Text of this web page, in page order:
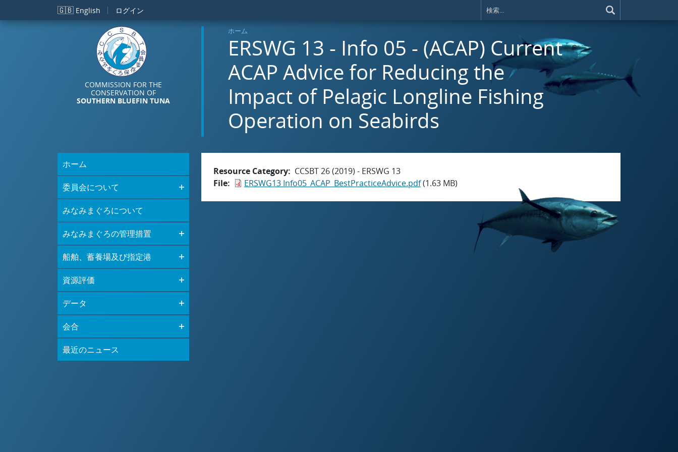
メインコンテンツに移動
🇬🇧 English ログイン
COMMISSION FOR THE
CONSERVATION OF
SOUTHERN BLUEFIN TUNA
ホーム
ERSWG 13 - Info 05 - (ACAP) Current
ACAP Advice for Reducing the
Impact of Pelagic Longline Fishing
Operation on Seabirds
ホーム
委員会について
みなみまぐろについて
みなみまぐろの管理措置
船舶、蓄養場及び指定港
資源評価
データ
会合
最近のニュース
Resource Category
CCSBT 26 (2019) - ERSWG 13
File
ERSWG13 Info05_ACAP_BestPracticeAdvice.pdf(1.63 MB)